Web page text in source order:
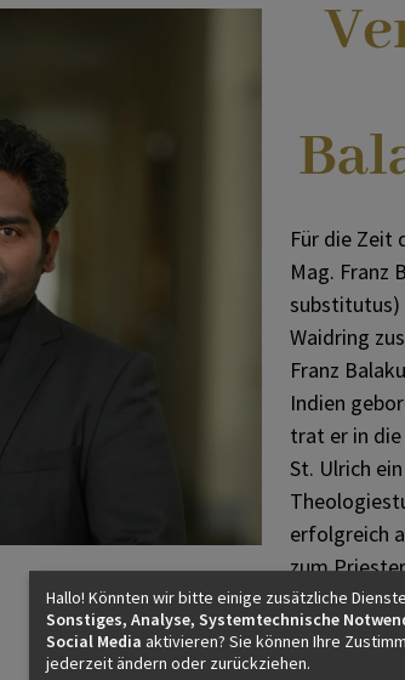
Kirchenchor & Orgel
Für die Zeit
Mag. Franz
substitutus)
Waidring
Franz
Indien
trat er in die
St. Ulrich
erfolgreich
zum
Erzdiözese
ihn nach
und
Hallo! Könnten wir bitte einige zusätzliche
Sonstiges, Analyse, Systemtechnische
Social Media aktivieren? Sie können Ihre
jederzeit ändern oder zurückziehen.